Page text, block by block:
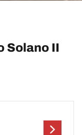
Solano II